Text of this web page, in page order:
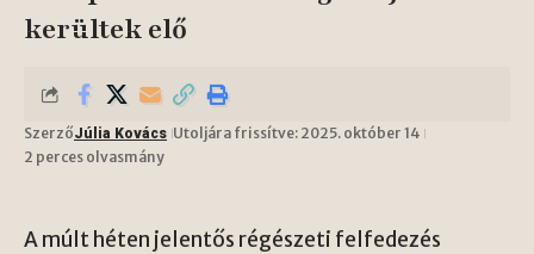
kerültek elő
SzerzőJúlia Kovács Utoljára frissítve: 2025. október 14
2 perces olvasmány
A múlt héten jelentős régészeti felfedezés